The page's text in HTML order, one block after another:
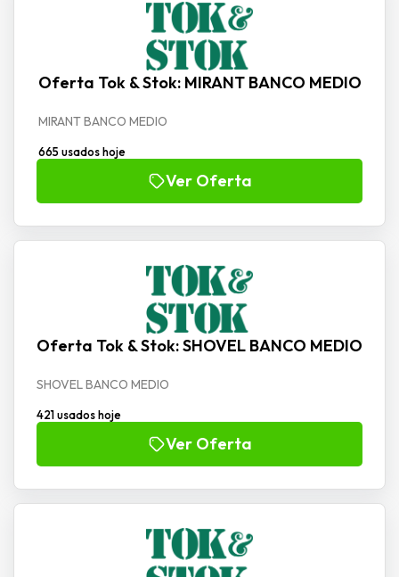
Oferta Tok & Stok: MIRANT BANCO MEDIO
MIRANT BANCO MEDIO
665 usados hoje
Ver Oferta
Oferta Tok & Stok: SHOVEL BANCO MEDIO
SHOVEL BANCO MEDIO
421 usados hoje
Ver Oferta